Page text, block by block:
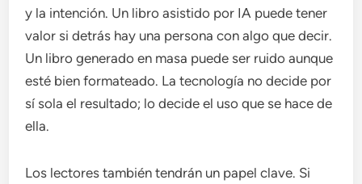
y la intención. Un libro asistido por IA puede tener
valor si detrás hay una persona con algo que decir.
Un libro generado en masa puede ser ruido aunque
esté bien formateado. La tecnología no decide por
sí sola el resultado; lo decide el uso que se hace de
ella.
Los lectores también tendrán un papel clave. Si